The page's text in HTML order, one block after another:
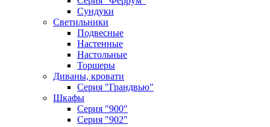
Сундуки
Светильники
Подвесные
Настенные
Настольные
Торшеры
Диваны, кровати
Серия "Грандвью"
Шкафы
Серия "900"
Серия "902"